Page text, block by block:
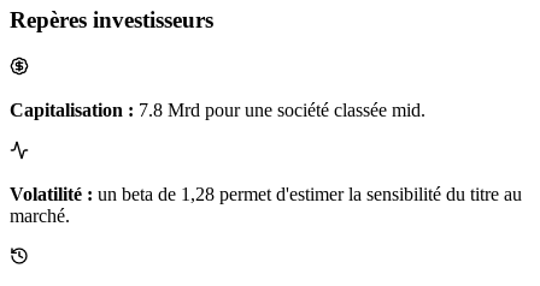
Repères investisseurs
Capitalisation : 7.8 Mrd pour une société classée mid.
Volatilité : un beta de 1,28 permet d'estimer la sensibilité du titre au
marché.